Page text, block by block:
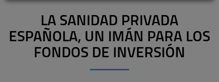
LA SANIDAD PRIVADA
ESPAÑOLA, UN IMÁN PARA LOS
FONDOS DE INVERSIÓN